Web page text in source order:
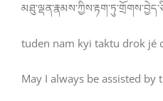
tuden nam kyi taktu drok jé
May I always be assisted